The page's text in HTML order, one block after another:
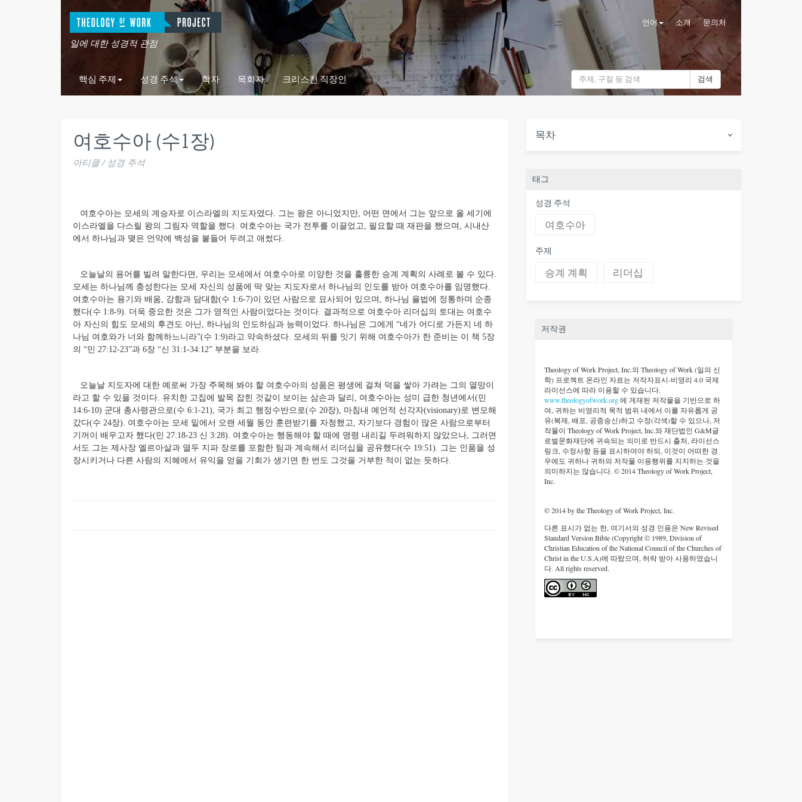
언어 소개 문의처
일에 대한 성경적 관점
검색
핵심 주제 성경 주석 학자 목회자 크리스천 직장인
목차
태그
성경 주석
여호수아
주제
승계 계획 리더십
저작권
Theology of Work Project, Inc.의 Theology of Work (일의 신
학) 프로젝트 온라인 자료는 저작자표시-비영리 4.0 국제
라이선스에 따라 이용할 수 있습니다.
www.theologyofwork.org에 게재된 저작물을 기반으로 하
여, 귀하는 비영리적 목적 범위 내에서 이를 자유롭게 공
유(복제, 배포, 공중송신)하고 수정(각색)할 수 있으나, 저
작물이 Theology of Work Project, Inc.와 재단법인 G&M글
로벌문화재단에 귀속되는 의미로 반드시 출처, 라이선스
링크, 수정사항 등을 표시하여야 하되, 이것이 어떠한 경
우에도 귀하나 귀하의 저작물 이용행위를 지지하는 것을
의미하지는 않습니다. © 2014 Theology of Work Project,
Inc.
© 2014 by the Theology of Work Project, Inc.
다른 표시가 없는 한, 여기서의 성경 인용은 New Revised
Standard Version Bible (Copyright © 1989, Division of
Christian Education of the National Council of the Churches of
Christ in the U.S.A)에 따랐으며, 허락 받아 사용하였습니
다. All rights reserved.
여호수아 (수1장)
아티클 / 성경 주석
여호수아는 모세의 계승자로 이스라엘의 지도자였다. 그는 왕은 아니었지만, 어떤 면에서 그는 앞으로 올 세기에
이스라엘을 다스릴 왕의 그림자 역할을 했다. 여호수아는 국가 전투를 이끌었고, 필요할 때 재판을 했으며, 시내산
에서 하나님과 맺은 언약에 백성을 붙들어 두려고 애썼다.
오늘날의 용어를 빌려 말한다면, 우리는 모세에서 여호수아로 이양한 것을 훌륭한 승계 계획의 사례로 볼 수 있다.
모세는 하나님께 충성한다는 모세 자신의 성품에 딱 맞는 지도자로서 하나님의 인도를 받아 여호수아를 임명했다.
여호수아는 용기와 배움, 강함과 담대함(수 1:6-7)이 있던 사람으로 묘사되어 있으며, 하나님 율법에 정통하며 순종
했다(수 1:8-9). 더욱 중요한 것은 그가 영적인 사람이었다는 것이다. 결과적으로 여호수아 리더십의 토대는 여호수
아 자신의 힘도 모세의 후견도 아닌, 하나님의 인도하심과 능력이었다. 하나님은 그에게 “네가 어디로 가든지 네 하
나님 여호와가 너와 함께하느니라”(수 1:9)라고 약속하셨다. 모세의 뒤를 잇기 위해 여호수아가 한 준비는 이 책 5장
의 “민 27:12-23”과 6장 “신 31:1-34:12” 부분을 보라.
오늘날 지도자에 대한 예로써 가장 주목해 봐야 할 여호수아의 성품은 평생에 걸쳐 덕을 쌓아 가려는 그의 열망이
라고 할 수 있을 것이다. 유치한 고집에 발목 잡힌 것같이 보이는 삼손과 달리, 여호수아는 성미 급한 청년에서(민
14:6-10) 군대 총사령관으로(수 6:1-21), 국가 최고 행정수반으로(수 20장), 마침내 예언적 선각자(visionary)로 변모해
갔다(수 24장). 여호수아는 모세 밑에서 오랜 세월 동안 훈련받기를 자청했고, 자기보다 경험이 많은 사람으로부터
기꺼이 배우고자 했다(민 27:18-23 신 3:28). 여호수아는 행동해야 할 때에 명령 내리길 두려워하지 않았으나, 그러면
서도 그는 제사장 엘르아살과 열두 지파 장로를 포함한 팀과 계속해서 리더십을 공유했다(수 19:51). 그는 인품을 성
장시키거나 다른 사람의 지혜에서 유익을 얻을 기회가 생기면 한 번도 그것을 거부한 적이 없는 듯하다.